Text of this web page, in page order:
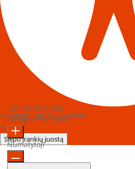
Prieinamumo nustatymai
Sukurta
Slėpti įrankių juostą
Turinio moduliai
Piktogramos dydis
Numatytoji